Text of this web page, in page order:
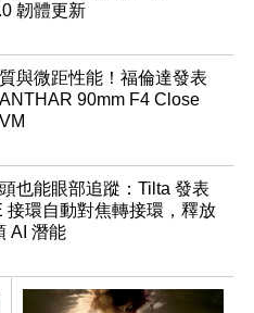
韌體更新
與微距性能！福倫達發表
90mm F4 Close
也能眼部追蹤：Tilta 發表
接環自動對焦轉接環，釋放
AI 潛能